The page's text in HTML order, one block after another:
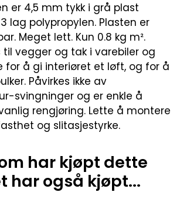
er 4,5 mm tykk i grå plast
lag polypropylen. Plasten er
Meget lett. Kun 0.8 kg m².
til vegger og tak i varebiler og
for å gi interiøret et løft, og for å
Påvirkes ikke av
svingninger og er enkle å
rengjøring. Lette å montere
og slitasjestyrke.
har kjøpt dette
har også kjøpt...